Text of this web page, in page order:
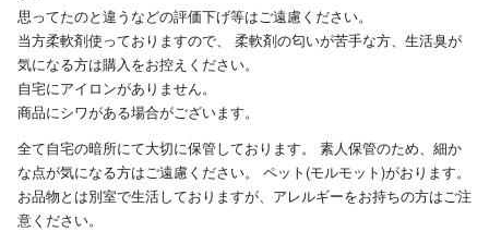
思ってたのと違うなどの評価下げ等はご遠慮ください。
当方柔軟剤使っておりますので、 柔軟剤の匂いが苦手な方、生活臭が
気になる方は購入をお控えください。
自宅にアイロンがありません。
商品にシワがある場合がございます。
全て自宅の暗所にて大切に保管しております。 素人保管のため、細か
な点が気になる方はご遠慮ください。 ペット(モルモット)がおります。
お品物とは別室で生活しておりますが、アレルギーをお持ちの方はご注
意ください。